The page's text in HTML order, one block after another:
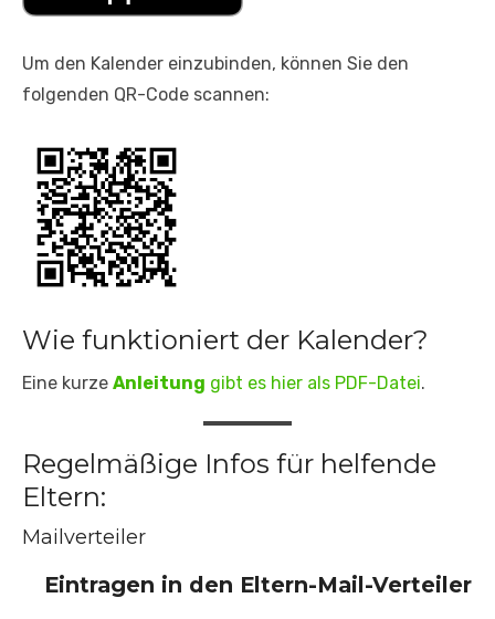
Um den Kalender einzubinden, können Sie den
folgenden QR-Code scannen:
Wie funktioniert der Kalender?
Eine kurze Anleitung gibt es hier als PDF-Datei.
Regelmäßige Infos für helfende
Eltern:
Mailverteiler
Eintragen in den Eltern-Mail-Verteiler